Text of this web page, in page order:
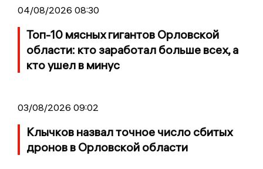
04/08/2026 08:30
Топ-10 мясных гигантов Орловской
области: кто заработал больше всех, а
кто ушел в минус
03/08/2026 09:02
Клычков назвал точное число сбитых
дронов в Орловской области